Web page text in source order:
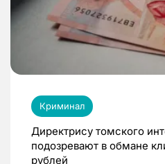
Криминал
Директрису томского
подозревают в обмане
рублей